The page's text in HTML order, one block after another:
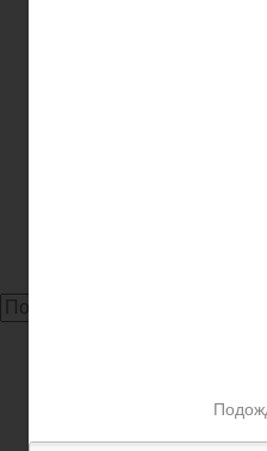
Отделения полиции